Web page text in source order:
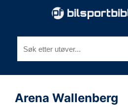
Arena Wallenberg